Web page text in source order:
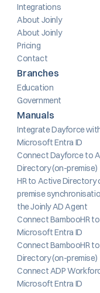
Integrations
About Joinly
About Joinly
Pricing
Contact
Branches
Education
Government
Manuals
Integrate Dayforce
Microsoft Entra ID
Connect Dayforce to
Directory (on-premise)
HR to Active Directory
premise
the Joinly AD Agent
Connect BambooHR to
Microsoft Entra ID
Connect BambooHR
Directory (on-premise)
Connect ADP
Microsoft Entra ID